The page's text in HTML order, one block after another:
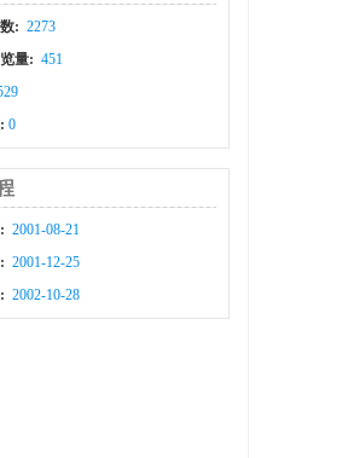
: 2273
量: 451
:0
2001-08-21
2001-12-25
2002-10-28